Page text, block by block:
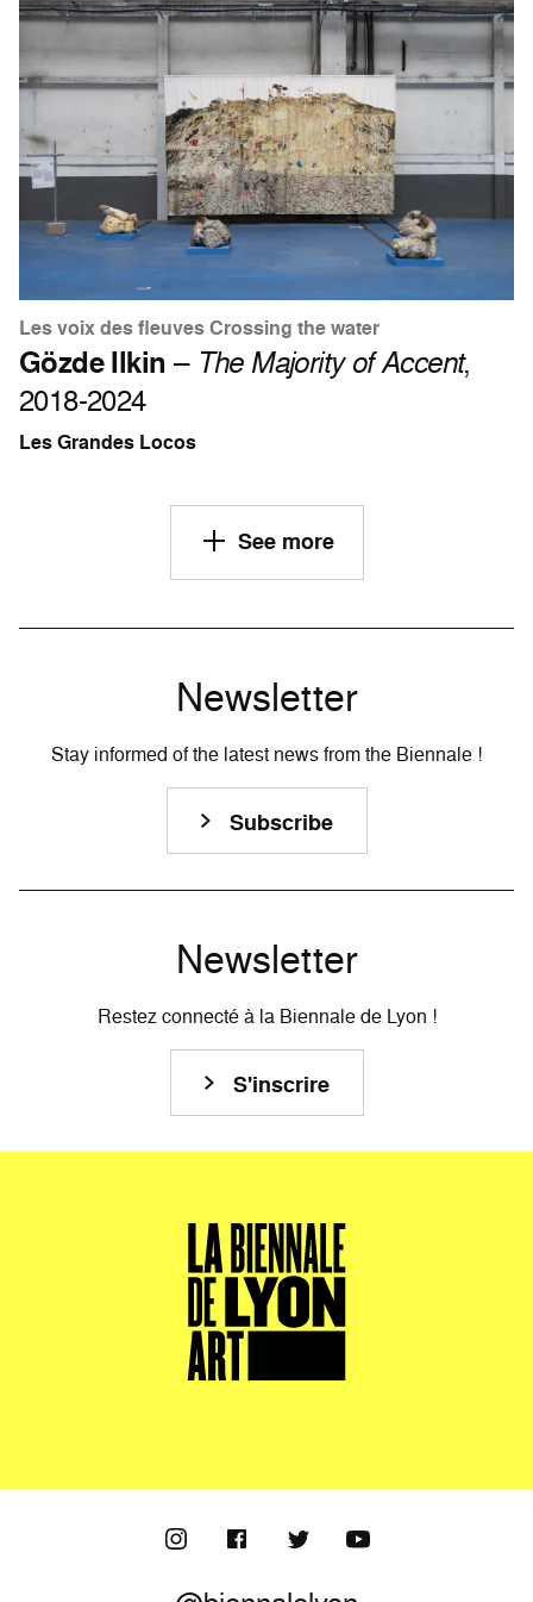
Les voix des fleuves Crossing the water
Gözde Ilkin– The Majority of Accent,
2018-2024
Les Grandes Locos
See more
Newsletter
Stay informed of the latest news from the Biennale !
Subscribe
Newsletter
Restez connecté à la Biennale de Lyon !
S'inscrire